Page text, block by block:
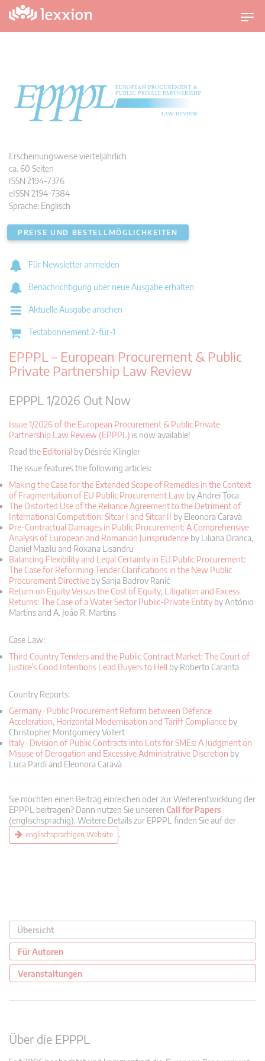
U
m
Erscheinungsweise vierteljährlich
ca. 60 Seiten
ISSN 2194-7376
eISSN 2194-7384
Sprache: Englisch
PREISE UND BESTELLMÖGLICHKEITEN
Für Newsletter anmelden
Benachrichtigung über neue Ausgabe erhalten
Aktuelle Ausgabe ansehen
Testabonnement 2-für-1
EPPPL – European Procurement & Public
Private Partnership Law Review
EPPPL 1/2026 Out Now
Issue 1/2026 of the European Procurement & Public Private
Partnership Law Review (EPPPL) is now available!
Read the Editorial by Désirée Klingler
The issue features the following articles:
Making the Case for the Extended Scope of Remedies in the Context
of Fragmentation of EU Public Procurement Law by Andrei Țoca
The Distorted Use of the Reliance Agreement to the Detriment of
International Competition:Sitcar I and Sitcar II
by Eleonora Caravà
Pre-Contractual Damages in Public Procurement: A Comprehensive
Analysis of European and Romanian Jurisprudence by Liliana Dranca,
Daniel Mazilu and Roxana Lisandru
Balancing Flexibility and Legal Certainty in EU Public Procurement:
The Case for Reforming Tender Clarifications in the New Public
Procurement Directive by Sanja Badrov Ranić
Return on Equity Versus the Cost of Equity, Litigation and Excess
Returns: The Case of a Water Sector Public-Private Entity by António
Martins and A. João R. Martins
Case Law:
Third Country Tenders and the Public Contract Market: The Court of
Justice’s Good Intentions Lead Buyers to Hell
by Roberto Caranta
Country Reports:
Germany · Public Procurement Reform between Defence
Acceleration, Horizontal Modernisation and Tariff Compliance by
Christopher Montgomery Vollert
Italy · Division of Public Contracts into Lots for SMEs: A Judgment on
Misuse of Derogation and Excessive Administrative Discretion by
Luca Pardi and Eleonora Caravà
Sie möchten einen Beitrag einreichen oder zur Weiterentwicklung der
EPPPL beitragen? Dann nutzen Sie unseren Call for Papers
(englischsprachig). Weitere Details zur EPPPL finden Sie auf der
englischsprachigen Website .
Übersicht
Für Autoren
Veranstaltungen
Über die EPPPL